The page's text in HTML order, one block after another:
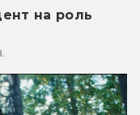
на роль